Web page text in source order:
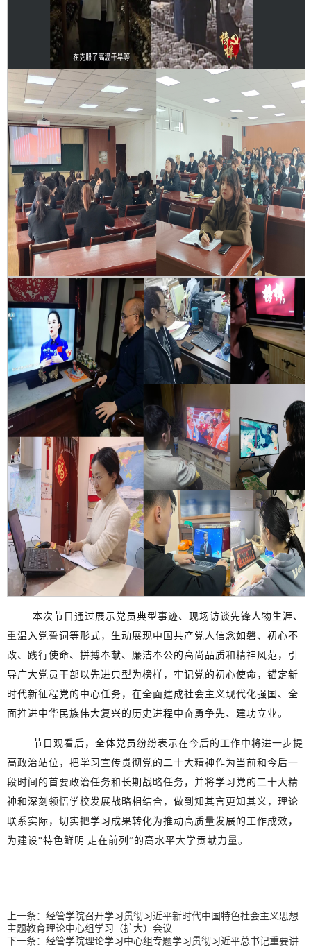
本次节目通过展示党员典型事迹、现场访谈先锋人物生涯、
重温入党誓词等形式，生动展现中国共产党人信念如磐、 初心不
改、 践行使命、 拼搏奉献、廉洁奉公的高尚品质和精神风范， 引
导广大党员干部以先进典型为榜样，牢记党的初心使命，锚定新
时代新征程党的中心任务，在全面建成社会主义现代化强国、全
面推进中华民族伟大复兴的历史进程中奋勇争先、建功立业。
节目观看后 ， 全体党员 纷纷表示在今后的工作中将进一步提
高政治站位，把学习宣传贯彻党的二十大精神作为当前和今后一
段时间的首要政治任务和长期战略任务， 并将学习党的二十大精
神和深刻领悟学校发展战略相结合 ， 做到知其言更知其义，理论
联系实际，切实把学习成果转化为推动高质量发展的工作成效 ，
为建设“特色鲜明 走在前列 ”的高水平大学贡献力量。
上一条： 经管学院召开学习贯彻习近平新时代中国特色社会主义思想
主题教育理论中心组学习（扩大）会议
下一条： 经管学院理论学习中心组专题学习贯彻习近平总书记重要讲